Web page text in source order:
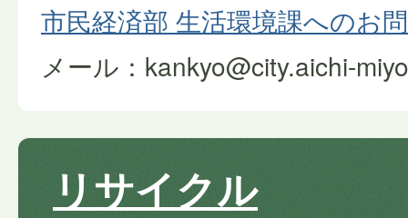
市民経済部 生活環境課へのお
メール：kankyo@city.aichi-
リサイクル